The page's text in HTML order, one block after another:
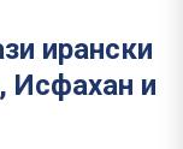
ирански
Исфахан и